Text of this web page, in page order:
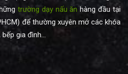
trường dạy nấu ăn hàng đầu tại
để thường xuyên mở các khóa
gia đình...